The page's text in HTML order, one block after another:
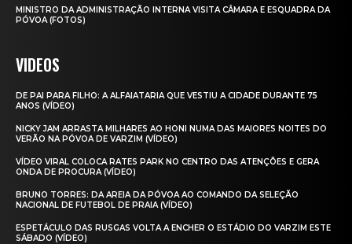
MINISTRO DA ADMINISTRAÇÃO INTERNA VISITA CÂMARA E ESQUADRA DA
PÓVOA (FOTOS)
VIDEOS
DE PAI PARA FILHO: A ALFAIATARIA QUE VESTIU A CIDADE DURANTE 75
ANOS (VÍDEO)
NICKY JAM ARRASTA MILHARES AO HONI NUMA DAS MAIORES NOITES DO
VERÃO NA PÓVOA DE VARZIM (VÍDEO)
VÍDEO VIRAL COLOCA RATES PARK NO CENTRO DAS ATENÇÕES E GERA
ONDA DE PROCURA (VÍDEO)
BRUNO TORRES: DA AREIA DA PÓVOA AO COMANDO DA SELEÇÃO
NACIONAL DE FUTEBOL DE PRAIA (VÍDEO)
ESPETÁCULO DAS RUSGAS VOLTA A ENCHER O ESTÁDIO DO VARZIM ESTE
SÁBADO (VÍDEO)